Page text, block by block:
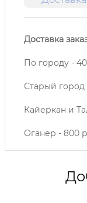
Доставка
По городу -
Старый город
Кайеркан и
Оганер - 800